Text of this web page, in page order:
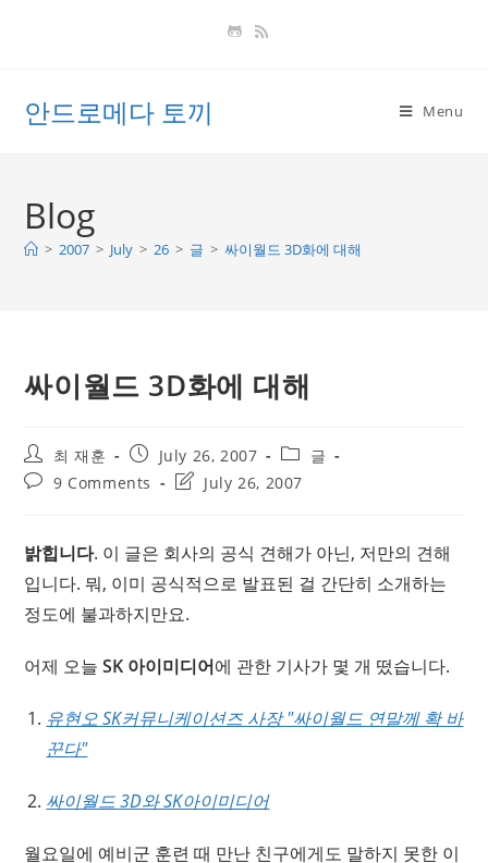
안드로메다 토끼 Menu
Blog
> 2007 > July > 26 > 글 > 싸이월드 3D화에 대해
싸이월드 3D화에 대해
Post
author:
최 재훈
Post
published:
July 26, 2007
Post
category:
글
Post9 Comments
PostJuly 26, 2007
밝힙니다. 이 글은 회사의 공식 견해가 아닌, 저만의 견해
입니다. 뭐, 이미 공식적으로 발표된 걸 간단히 소개하는
정도에 불과하지만요.
어제 오늘SK 아이미디어에 관한 기사가 몇 개 떴습니다.
유현오 SK커뮤니케이션즈 사장 "싸이월드 연말께 확 바
꾼다"
싸이월드 3D와 SK아이미디어
월요일에 예비군 훈련 때 만난 친구에게도 말하지 못한 이